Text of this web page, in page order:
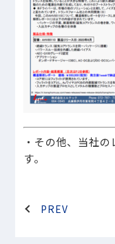
・その他、当社の
す。
PREV